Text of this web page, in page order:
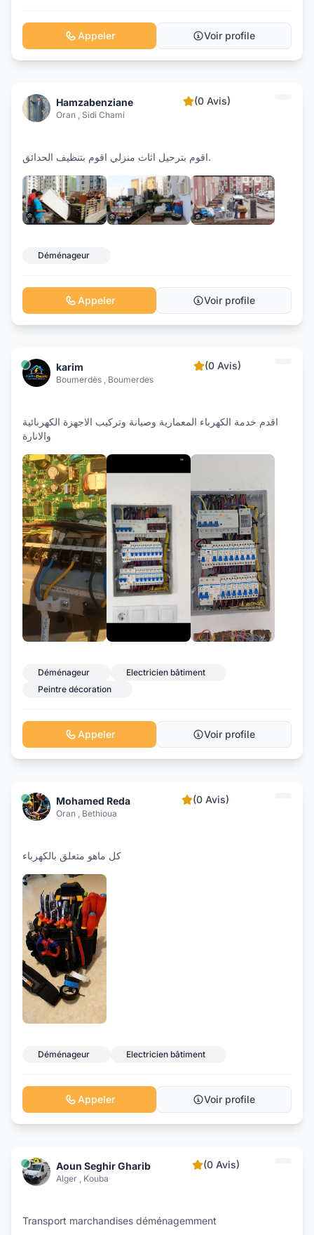
Appeler Voir profile
Hamzabenziane
Oran , Sidi Chami
(0 Avis)
اقوم بترحيل اثاث منزلي اقوم بتنظيف الحدائق.
Déménageur
Appeler Voir profile
karim
Boumerdès , Boumerdes
(0 Avis)
اقدم خدمة الكهرباء المعمارية وصيانة وتركيب الاجهزة الكهربائية
والانارة
Déménageur
Electricien bâtiment
Peintre décoration
Appeler Voir profile
Mohamed Reda
Oran , Bethioua
(0 Avis)
كل ماهو متعلق بالكهرباء
Déménageur Electricien bâtiment
Appeler Voir profile
Aoun Seghir Gharib
Alger , Kouba
(0 Avis)
Transport marchandises déménagemment